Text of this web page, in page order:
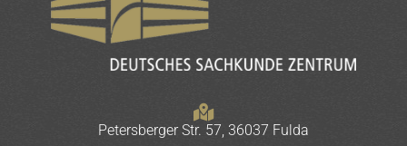
Petersberger Str. 57, 36037 Fulda